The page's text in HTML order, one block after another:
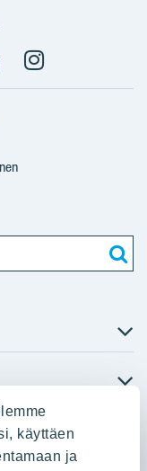
käyttäen
ja
Instagram